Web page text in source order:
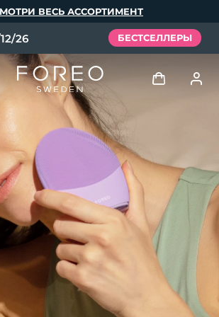
ВЕСЬ АССОРТИМЕНТ
26 БЕСТСЕЛЛЕРЫ
Профиль пользователя
Мои приборы
Мои заказы
Мои адреса
Мои подписки
Tech Elixir
Set
Deutsch
Español
Italiano
Português
Svenska
Русский
简体中文 繁體中文